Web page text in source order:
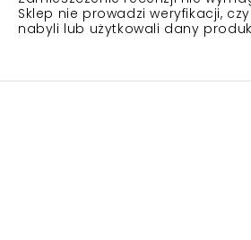
Sklep nie prowadzi weryfikacji,
nabyli lub użytkowali dany